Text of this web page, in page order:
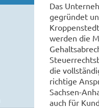
Das
gegründet
werden die
die
richtige
Sachsen-
auch für